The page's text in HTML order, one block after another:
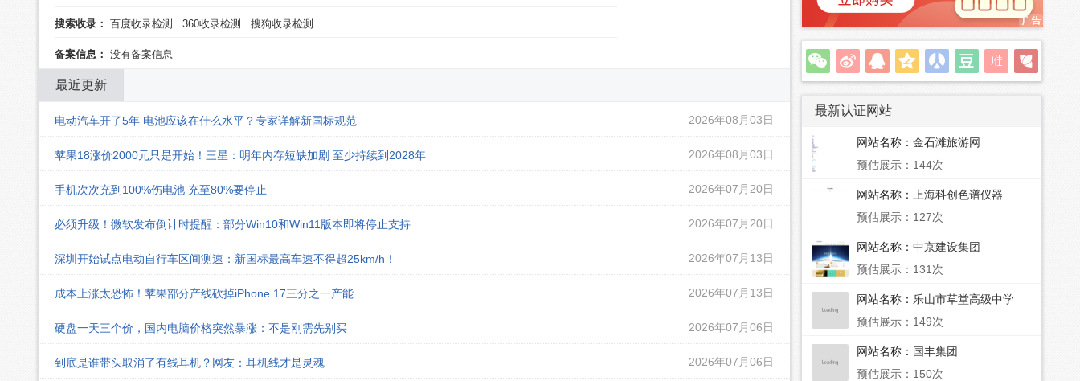
搜索收录： 百度收录检测 360收录检测 搜狗收录检测
备案信息： 没有备案信息
最近更新
电动汽车开了5年 电池应该在什么水平？专家详解新国标规范 2026年08月03日
苹果18涨价2000元只是开始！三星：明年内存短缺加剧 至少持续到2028年 2026年08月03日
手机次次充到100%伤电池 充至80%要停止 2026年07月20日
必须升级！微软发布倒计时提醒：部分Win10和Win11版本即将停止支持 2026年07月20日
深圳开始试点电动自行车区间测速：新国标最高车速不得超25km/h！ 2026年07月13日
成本上涨太恐怖！苹果部分产线砍掉iPhone 17三分之一产能 2026年07月13日
硬盘一天三个价，国内电脑价格突然暴涨：不是刚需先别买 2026年07月06日
到底是谁带头取消了有线耳机？网友：耳机线才是灵魂 2026年07月06日
最新认证网站
网站名称： 金石滩旅游网
预估展示：144次
网站名称：
上海科创色谱仪器
预估展示：127次
网站名称： 中京建设集团
预估展示：131次
网站名称： 乐山市草堂高级中学
预估展示：149次
网站名称： 国丰集团
预估展示：150次